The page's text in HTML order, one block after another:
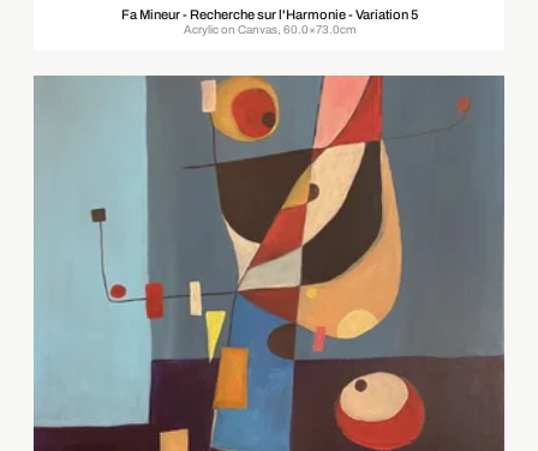
Fa Mineur - Recherche sur l'Harmonie - Variation 5
Acrylic on Canvas, 60.0×73.0cm